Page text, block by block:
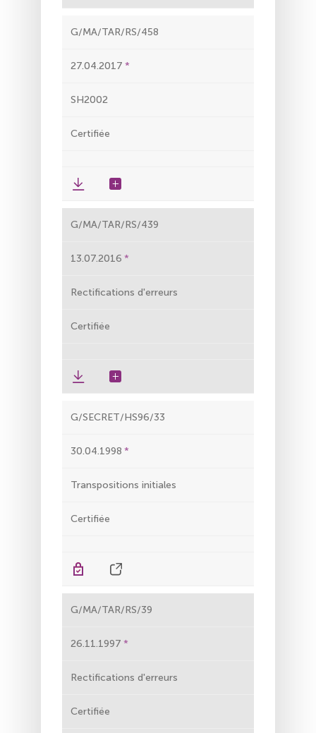
G/MA/TAR/RS/458
27.04.2017
SH2002
Certifiée
G/MA/TAR/RS/439
13.07.2016
Rectifications d'erreurs
Certifiée
G/SECRET/HS96/33
30.04.1998
Transpositions initiales
Certifiée
G/MA/TAR/RS/39
26.11.1997
Rectifications d'erreurs
Certifiée